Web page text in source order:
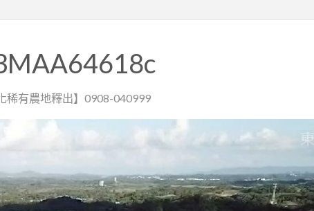
稀有農地釋出】0908-040999